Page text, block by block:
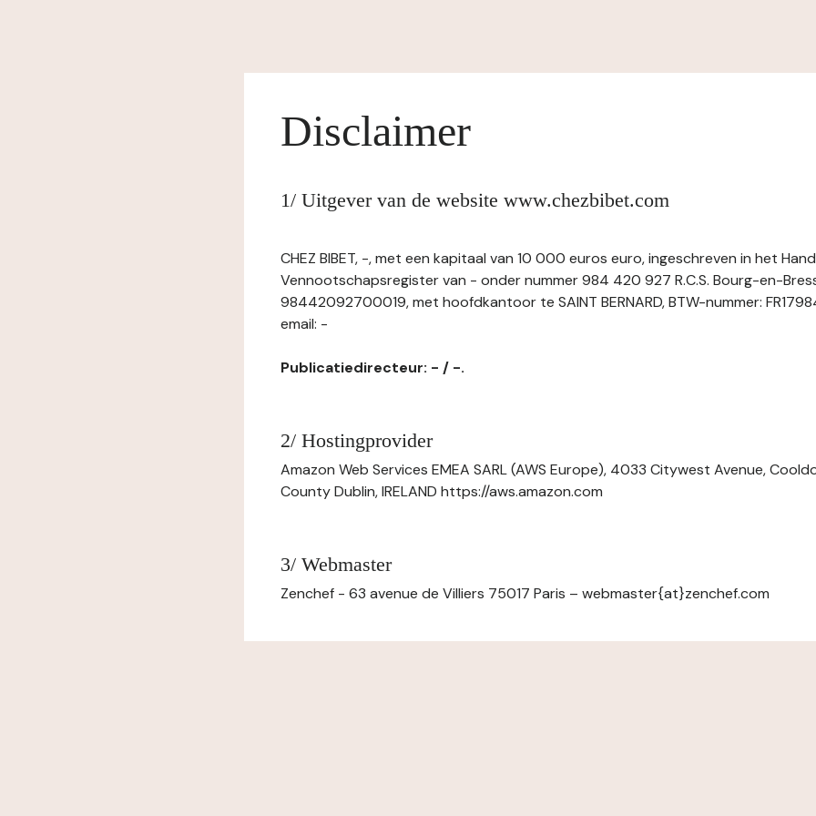
Disclaimer
1/ Uitgever van de website www.chezbibet.com
CHEZ BIBET, -, met een kapitaal van 10 000 euros euro, ingeschreven in het
Vennootschapsregister van - onder nummer 984 420 927 R.C.S. Bourg-en-
98442092700019, met hoofdkantoor te SAINT BERNARD, BTW-nummer:
email: -
Publicatiedirecteur: - / -.
2/ Hostingprovider
Amazon Web Services EMEA SARL (AWS Europe), 4033 Citywest Avenue,
County Dublin, IRELAND https://aws.amazon.com
3/ Webmaster
Zenchef - 63 avenue de Villiers 75017 Paris – webmaster{at}zenchef.com